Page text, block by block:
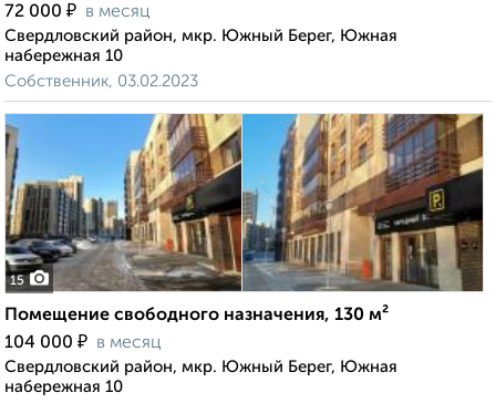
72 000 ₽ в месяц
Свердловский район, мкр. Южный Берег, Южная
набережная 10
Собственник, 03.02.2023
15
Помещение свободного назначения, 130 м²
104 000 ₽ в месяц
Свердловский район, мкр. Южный Берег, Южная
набережная 10